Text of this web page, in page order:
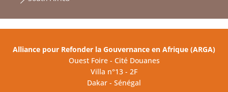
Alliance pour Refonder la Gouvernance en Afrique (ARGA)
Ouest Foire - Cité Douanes
Villa n°13 - 2F
Dakar - Sénégal